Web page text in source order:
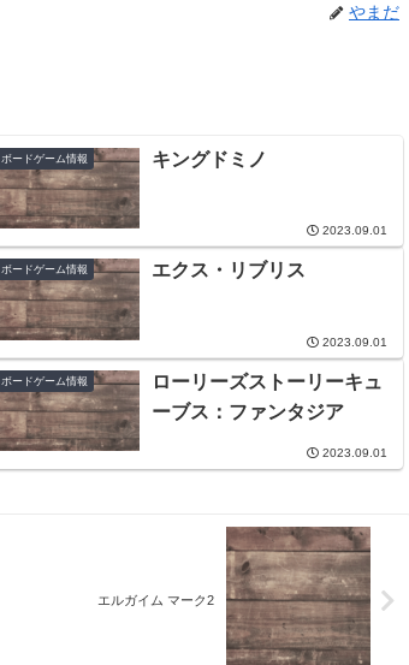
やまだ
ボードゲーム情報 キングドミノ
2023.09.01
ボードゲーム情報 エクス・リブリス
2023.09.01
ボードゲーム情報
ローリーズストーリーキュ
ーブス：ファンタジア
2023.09.01
エルガイム マーク2